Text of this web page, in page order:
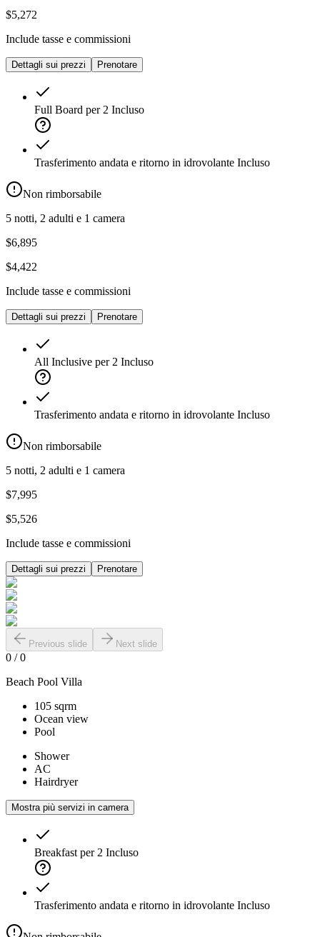
$5,272
Include tasse e commissioni
Dettagli sui prezzi Prenotare
Full Board per 2 Incluso
Trasferimento andata e ritorno in idrovolante Incluso
Non rimborsabile
5 notti, 2 adulti e 1 camera
$6,895
$4,422
Include tasse e commissioni
Dettagli sui prezzi Prenotare
All Inclusive per 2 Incluso
Trasferimento andata e ritorno in idrovolante Incluso
Non rimborsabile
5 notti, 2 adulti e 1 camera
$7,995
$5,526
Include tasse e commissioni
Dettagli sui prezzi Prenotare
Previous slide Next slide
0 /0
Beach Pool Villa
105 sqrm
Ocean view
Pool
Shower
AC
Hairdryer
Mostra più servizi in camera
Breakfast per 2 Incluso
Trasferimento andata e ritorno in idrovolante Incluso